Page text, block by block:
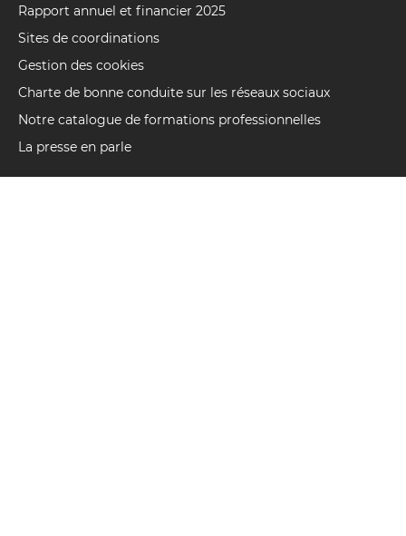
Rapport annuel et financier 2025
Sites de coordinations
Gestion des cookies
Charte de bonne conduite sur les réseaux sociaux
Notre catalogue de formations professionnelles
La presse en parle